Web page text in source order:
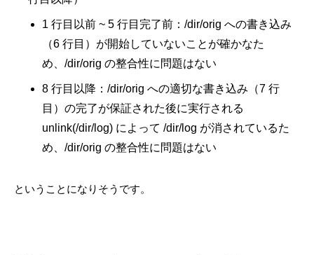
1 行目以前 ~ 5 行目完了前：/dir/orig への書き込み
（6 行目）が開始していないことが確かなた
め 、/dir/orig の整合性に問題はない
8 行目以降： /dir/orig への適切な書き込み（7 行
目）の完了が保証された後に実行される
unlink(/dir/log) によって /dir/log が消されているた
め、/dir/orig の整合性に問題はない
ということになりそうです。